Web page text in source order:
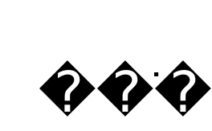
���ֹٷ���è�